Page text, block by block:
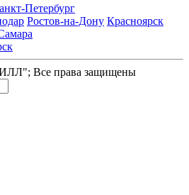
Петербург
Ростов-на-Дону Красноярск
Все права защищены